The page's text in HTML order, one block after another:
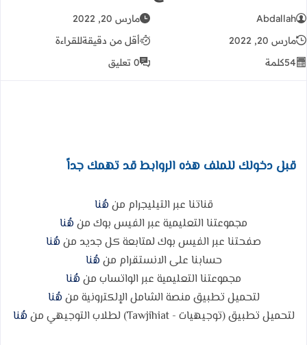
Abdallah
مارس 20, 2022
مارس 20, 2022
أقل من دقيقةللقراءة
54كلمة 0 تعليق
قبل دخولك للملف هذه الروابط قد تهمك جداً
قناتنا عبر التيليجرام منهُنا
مجموعتنا التعليمية عبر الفيس بوك منهُنا
صفحتنا عبر الفيس بوك لمتابعة كل جديد منهُنا
حسابنا على الانستقرام منهُنا
مجموعتنا التعليمية عبر الواتساب منهُنا
لتحميل تطبيق منصة الشامل الإلكترونية منهُنا
لتحميل تطبيق (توجيهيات - Tawjihiat) لطلاب التوجيهي من
هُنا